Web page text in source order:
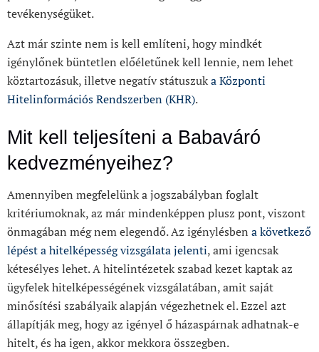
tevékenységüket.
Azt már szinte nem is kell említeni, hogy mindkét
igénylőnek büntetlen előéletűnek kell lennie, nem lehet
köztartozásuk, illetve negatív státuszuka Központi
Hitelinformációs Rendszerben (KHR).
Mit kell teljesíteni a Babaváró
kedvezményeihez?
Amennyiben megfelelünk a jogszabályban foglalt
kritériumoknak, az már mindenképpen plusz pont, viszont
önmagában még nem elegendő. Az igénylésben a következő
lépést a hitelképesség vizsgálata jelenti, ami igencsak
kétesélyes lehet. A hitelintézetek szabad kezet kaptak az
ügyfelek hitelképességének vizsgálatában, amit saját
minősítési szabályaik alapján végezhetnek el. Ezzel azt
állapítják meg, hogy az igényel ő házaspárnak adhatnak-e
hitelt, és ha igen, akkor mekkora összegben.